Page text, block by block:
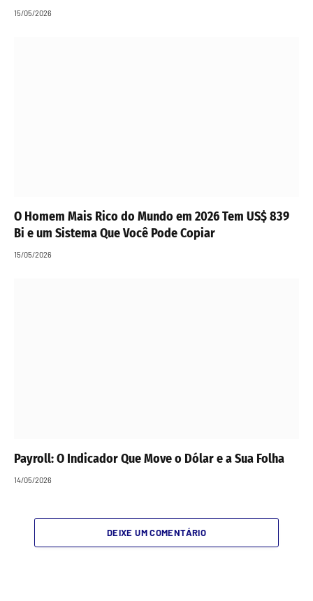
15/05/2026
O Homem Mais Rico do Mundo em 2026 Tem US$ 839
Bi e um Sistema Que Você Pode Copiar
15/05/2026
Payroll: O Indicador Que Move o Dólar e a Sua Folha
14/05/2026
DEIXE UM COMENTÁRIO